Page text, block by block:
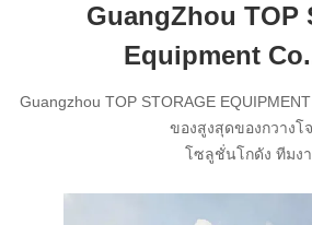
GuangZhou TOP
Equipment
Guangzhou TOP STORAGE
ของสูงสุดของกวางโ
โซลูชั่นโกดัง ทีมงาน